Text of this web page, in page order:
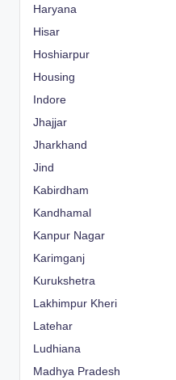
Haryana
Hisar
Hoshiarpur
Housing
Indore
Jhajjar
Jharkhand
Jind
Kabirdham
Kandhamal
Kanpur Nagar
Karimganj
Kurukshetra
Lakhimpur Kheri
Latehar
Ludhiana
Madhya Pradesh